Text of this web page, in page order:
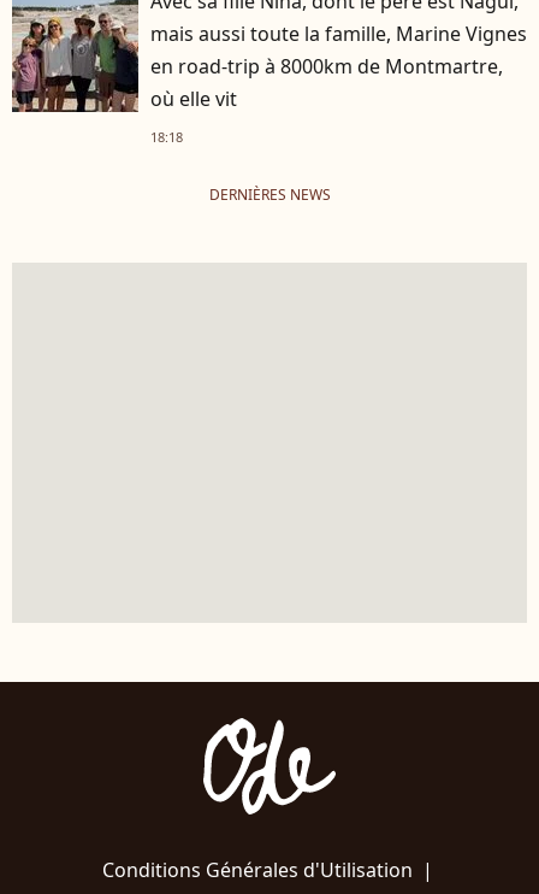
mais aussi toute la famille, Marine Vignes
en road-trip à 8000km de Montmartre,
où elle vit
18:18
DERNIÈRES NEWS
Conditions Générales d'Utilisation |